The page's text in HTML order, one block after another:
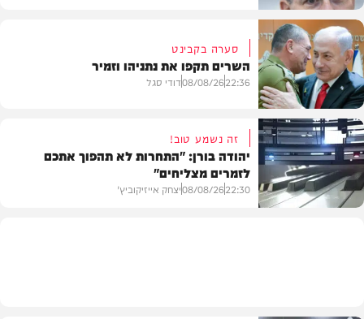
חדשות
מדיני
סערה בקבינט
השרים תקפו את נתניהו וזמיר
22:36
08/08/26דודי סגל
זה נשמע טוב!
יהודה בורן: "התחרות לא תהפוך אתכם
לזמרים מצליחים"
22:30
08/08/26יצחק אייזיקוביץ'